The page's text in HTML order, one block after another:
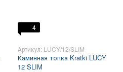
4
Артикул: LUCY/12/SLIM
Каминная топка Kratki LUCY
12 SLIM